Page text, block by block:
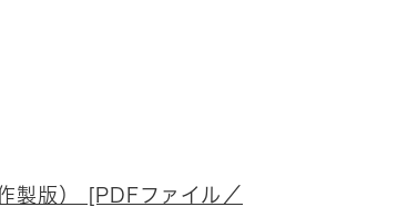
製版） [PDFファイル／